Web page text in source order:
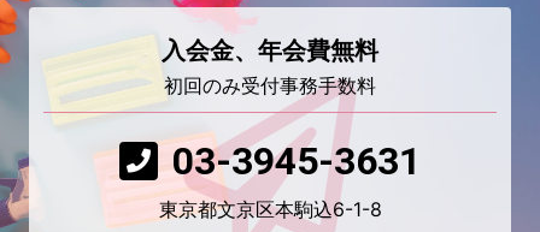
入会金、年会費無料
初回のみ受付事務手数料
03-3945-3631
東京都文京区本駒込6-1-8